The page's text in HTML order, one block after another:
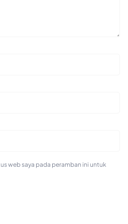
web saya pada peramban ini untuk